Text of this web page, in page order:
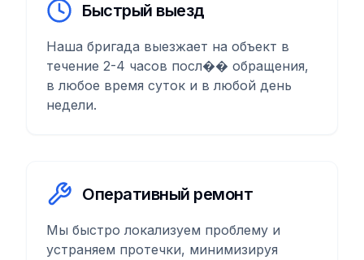
Быстрый выезд
Наша бригада выезжает на объект в
течение 2-4 часов посл�� обращения,
в любое время суток и в любой день
недели.
Оперативный ремонт
Мы быстро локализуем проблему и
устраняем протечки, минимизируя